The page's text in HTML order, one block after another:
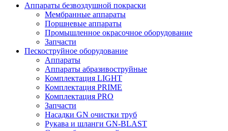
Аппараты безвоздушной покраски
Мембранные аппараты
Поршневые аппараты
Промышленное окрасочное оборудование
Запчасти
Пескоструйное оборудование
Аппараты
Аппараты абразивоструйные
Комплектация LIGHT
Комплектация PRIME
Комплектация PRO
Запчасти
Насадки GN очистки труб
Рукава и шланги GN-BLAST